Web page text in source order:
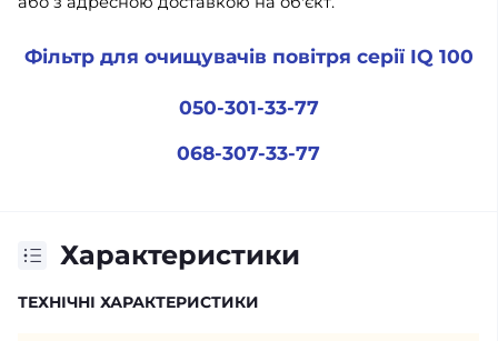
Фільтр для очищувачів повітря серії IQ 100
050-301-33-77
068-307-33-77
Характеристики
ТЕХНІЧНІ ХАРАКТЕРИСТИКИ